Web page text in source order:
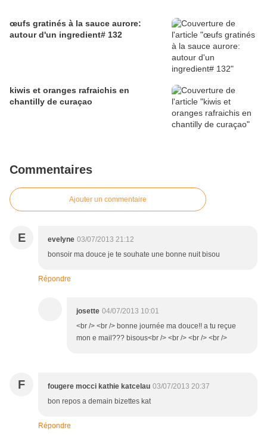
œufs gratinés à la sauce aurore:
autour d'un ingredient# 132
kiwis et oranges rafraichis en
chantilly de curaçao
Commentaires
Ajouter un commentaire
E evelyne 03/07/2013 21:12
bonsoir ma douce je te souhate une bonne nuit bisou
Répondre
josette 04/07/2013 10:01
<br /> <br /> bonne journée ma douce!! a tu reçue
mon e mail??? bisous<br /> <br /> <br /> <br />
F fougere mocci kathie katcelau 03/07/2013 20:37
bon repos a demain bizettes kat
Répondre